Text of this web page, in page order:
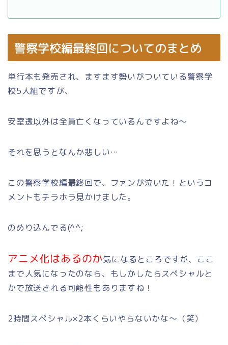
警察学校編最終回についてのまとめ
単行本も発売され、ますます勢いがついている警察学
校5人組ですが、
安室透以外は全員亡くなっているんですよね～
それを思うとなんか悲しい…
この警察学校編最終回で、ファンが泣いた！というコ
メントもチラホラ見かけました。
のめり込んでる(^^;
アニメ化はあるのか気になるところですが、ここ
まで人気になったのなら、もしかしたらスペシャルと
かで放送される可能性もありますね！
2時間スペシャル×2本くらいやらないかな～（笑）